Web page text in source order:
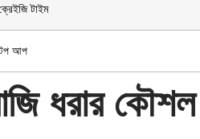
টাইম
আপ
ধরার কৌশল